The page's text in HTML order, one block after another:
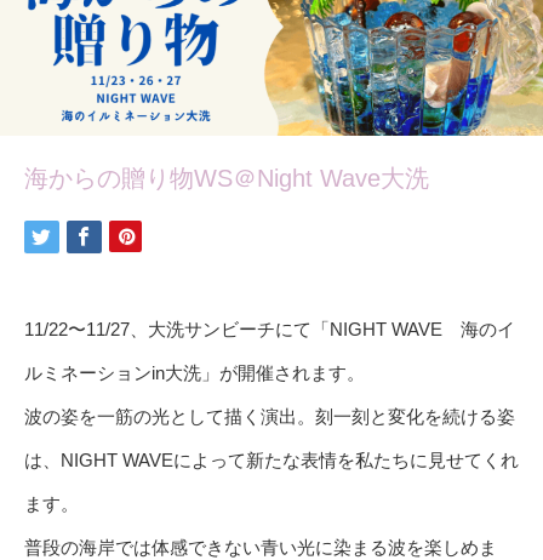
海からの贈り物WS＠Night Wave大洗
11/22〜11/27、大洗サンビーチにて「NIGHT WAVE 海のイ
ルミネーションin大洗」が開催されます。
波の姿を一筋の光として描く演出。刻一刻と変化を続ける姿
は、NIGHT WAVEによって新たな表情を私たちに見せてくれ
ます。
普段の海岸では体感できない青い光に染まる波を楽しめま